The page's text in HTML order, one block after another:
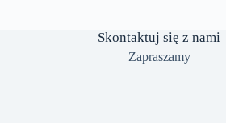
Skontaktuj się z nami
Zapraszamy